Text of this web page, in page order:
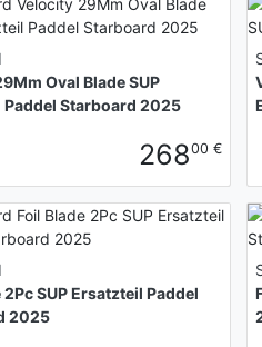
Oval Blade SUP
Starboard 2025
26800 €
2Pc SUP Ersatzteil Paddel
2025